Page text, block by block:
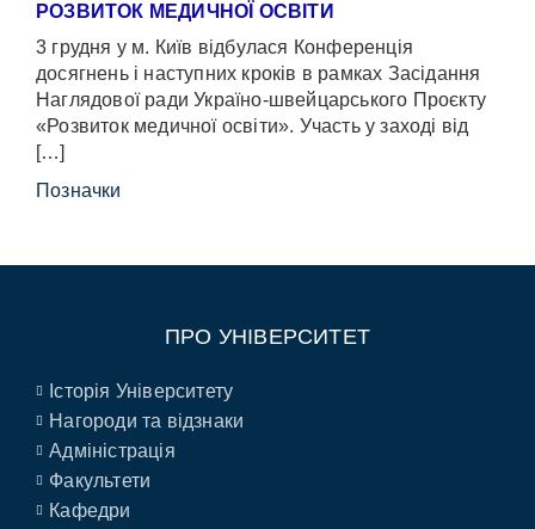
РОЗВИТОК МЕДИЧНОЇ ОСВІТИ
3 грудня у м. Київ відбулася Конференція
досягнень і наступних кроків в рамках Засідання
Наглядової ради Україно-швейцарського Проєкту
«Розвиток медичної освіти». Участь у заході від
[…]
Позначки
ПРО УНІВЕРСИТЕТ
Історія Університету
Нагороди та відзнаки
Адміністрація
Факультети
Кафедри